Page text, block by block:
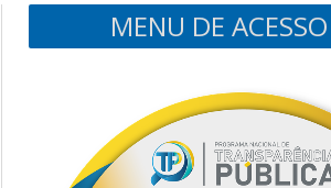
MENU DE